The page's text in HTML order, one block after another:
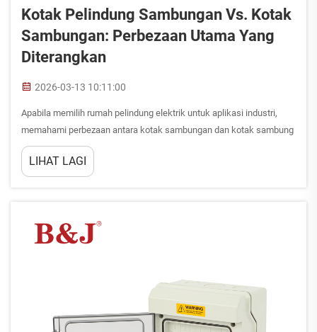
Kotak Pelindung Sambungan Vs. Kotak
Sambungan: Perbezaan Utama Yang
Diterangkan
2026-03-13 10:11:00
Apabila memilih rumah pelindung elektrik untuk aplikasi industri,
memahami perbezaan antara kotak sambungan dan kotak sambung
menjadi penting untuk memastikan prestasi dan keselamatan yang
optimum. Walaupun istilah-istilah ini sering digunakan secara ...
LIHAT LAGI